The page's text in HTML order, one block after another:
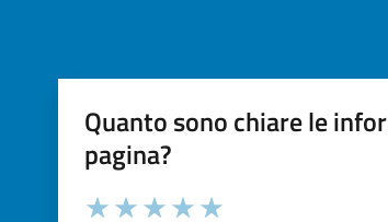
Quanto sono chiare le
pagina?
Valuta la chiarezza delle informazioni (da 1 a 5 stelle)
Seleziona il numero di stelle per